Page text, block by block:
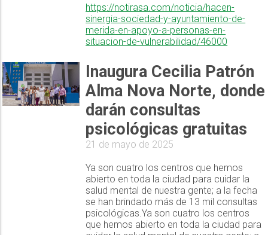
https://notirasa.com/noticia/hacen-
sinergia-sociedad-y-ayuntamiento-de-
merida-en-apoyo-a-personas-en-
situacion-de-vulnerabilidad/46000
Inaugura Cecilia Patrón
Alma Nova Norte, donde
darán consultas
psicológicas gratuitas
21 de mayo de 2025
Ya son cuatro los centros que hemos
abierto en toda la ciudad para cuidar la
salud mental de nuestra gente; a la fecha
se han brindado más de 13 mil consultas
psicológicas.Ya son cuatro los centros
que hemos abierto en toda la ciudad para